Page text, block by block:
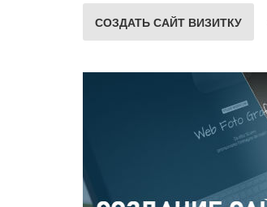
СОЗДАТЬ САЙТ ВИЗИТКУ